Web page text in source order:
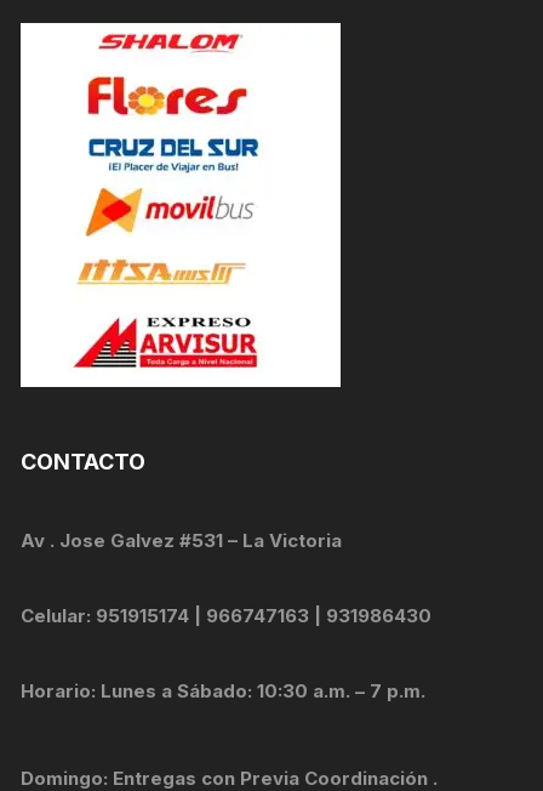
CONTACTO
Av . Jose Galvez #531 – La Victoria
Celular: 951915174 | 966747163 | 931986430
Horario: Lunes a Sábado: 10:30 a.m. – 7 p.m.
Domingo: Entregas con Previa Coordinación .